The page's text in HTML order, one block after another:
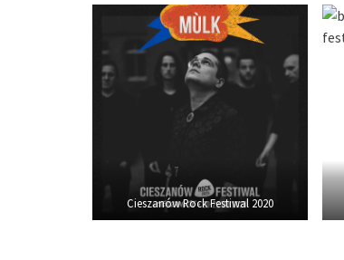
Cieszanów Rock Festiwal 2020